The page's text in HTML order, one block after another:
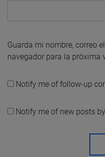
Guarda mi nombre, correo
navegador para la próxima
Notify me of follow-up
Notify me of new posts